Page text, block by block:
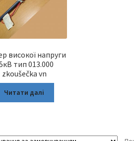
високої напруги
тип 013.000
zkoušečka vn
Читати далі